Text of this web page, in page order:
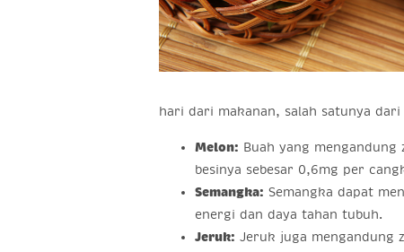
hari dari makanan, salah satunya
Melon: Buah yang
besinya sebesar 0,6mg per
Semangka: Semangka dapat
energi dan daya tahan tubuh.
Jeruk: Jeruk juga mengandung